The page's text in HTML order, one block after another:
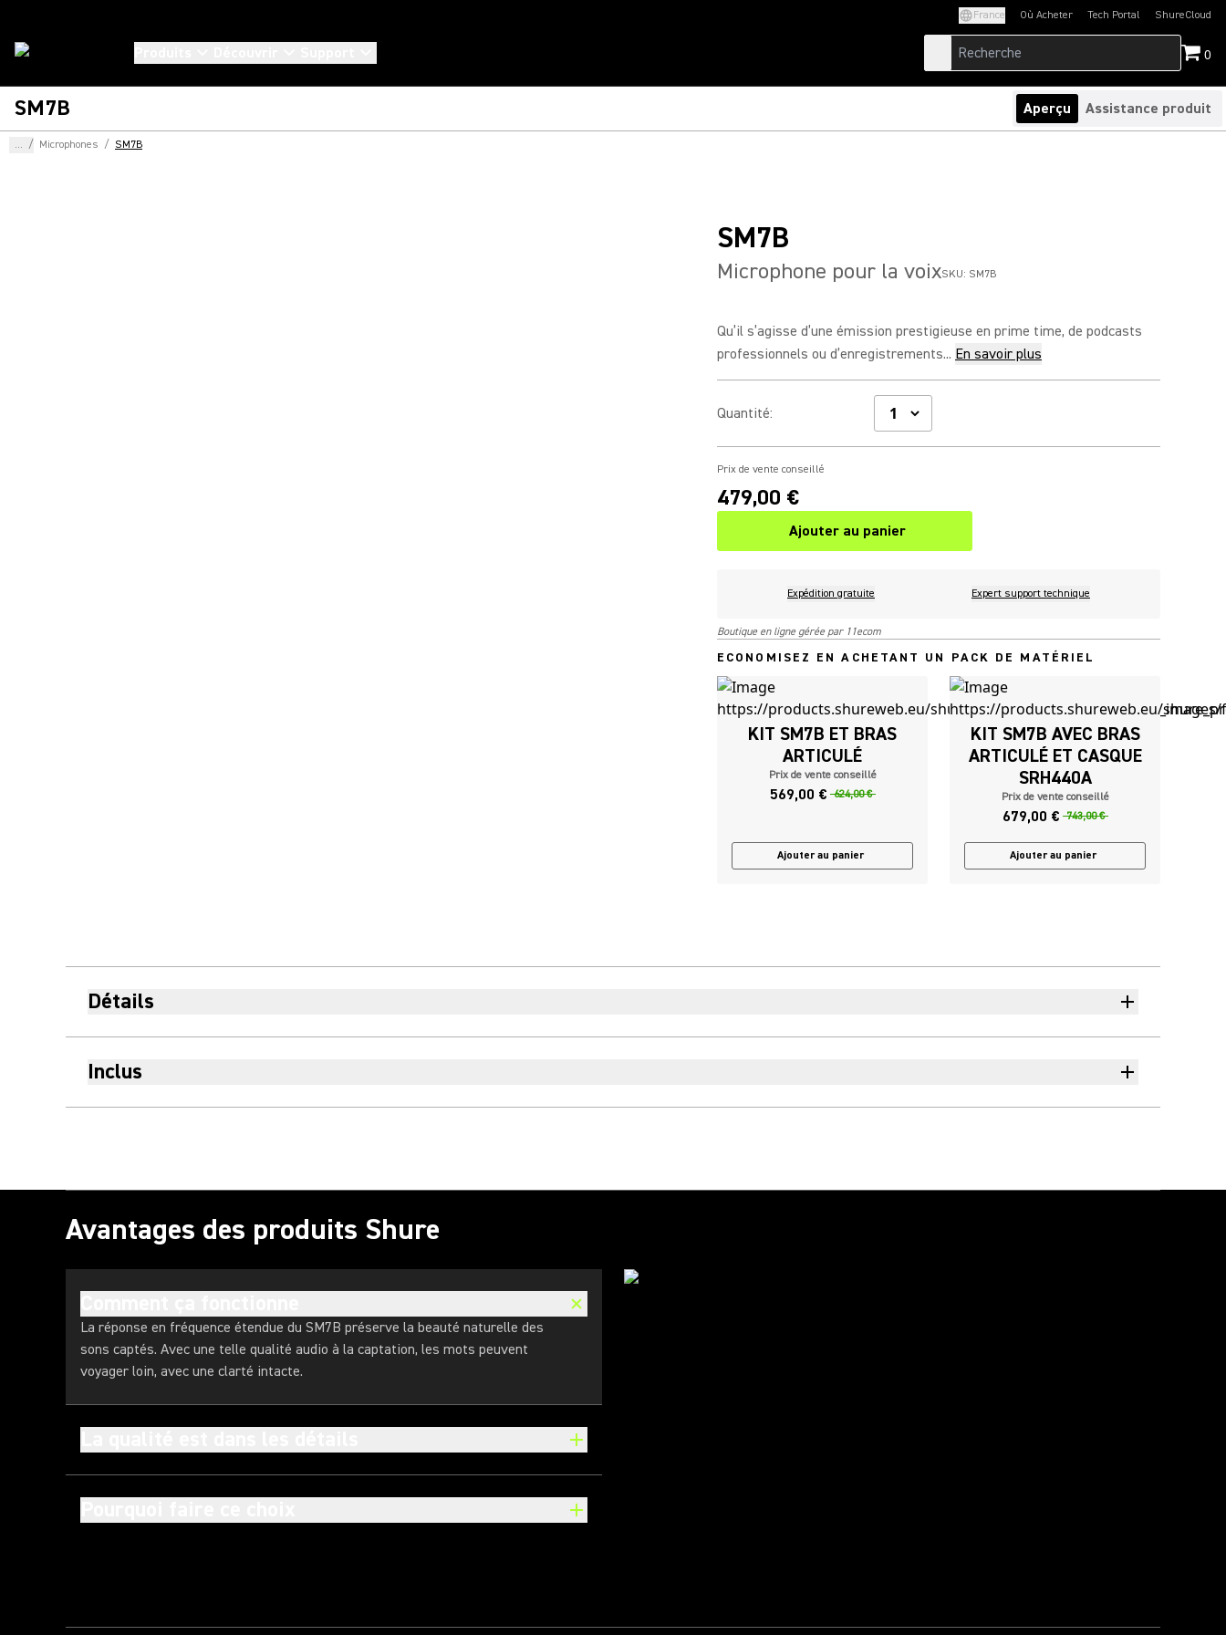
France Où Acheter Tech Portal
(Opens in a new tab)ShureCloud
(Opens in a new
0
SM7B Aperçu Assistance produit
... / Microphones / SM7B
SM7B
Microphone pour la voixSKU: SM7B
Qu’il s’agisse d’une émission prestigieuse en prime time, de podcasts
professionnels ou d’enregistrements... En savoir plus
Quantité:
Prix de vente conseillé
479,00 €
Ajouter au panier
Expédition gratuite Expert support technique
Boutique en ligne gérée par 11ecom
ECONOMISEZ EN ACHETANT UN PACK DE MATÉRIEL
KIT SM7B ET BRAS
ARTICULÉ
Prix de vente conseillé
569,00 € 624,00 €
Ajouter au panier
KIT SM7B AVEC BRAS
ARTICULÉ ET CASQUE
SRH440A
Prix de vente conseillé
679,00 € 743,00 €
Ajouter au panier
Détails
Inclus
Avantages des produits Shure
La réponse en fréquence étendue du SM7B préserve la beauté naturelle des
sons captés. Avec une telle qualité audio à la captation, les mots peuvent
voyager loin, avec une clarté intacte.